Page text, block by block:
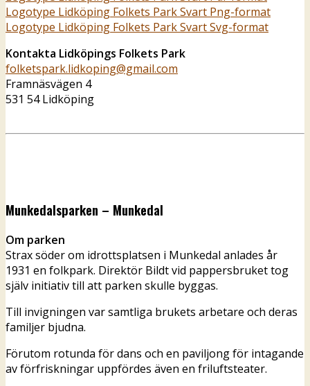
Logotype Lidköping Folkets Park Svart Png-format
Logotype Lidköping Folkets Park Svart Svg-format
Kontakta Lidköpings Folkets Park
folketspark.lidkoping@gmail.com
Framnäsvägen 4
531 54 Lidköping
Munkedalsparken – Munkedal
Om parken
Strax söder om idrottsplatsen i Munkedal anlades år
1931 en folkpark. Direktör Bildt vid pappersbruket tog
själv initiativ till att parken skulle byggas.
Till invigningen var samtliga brukets arbetare och deras
familjer bjudna.
Förutom rotunda för dans och en paviljong för intagande
av förfriskningar uppfördes även en friluftsteater.